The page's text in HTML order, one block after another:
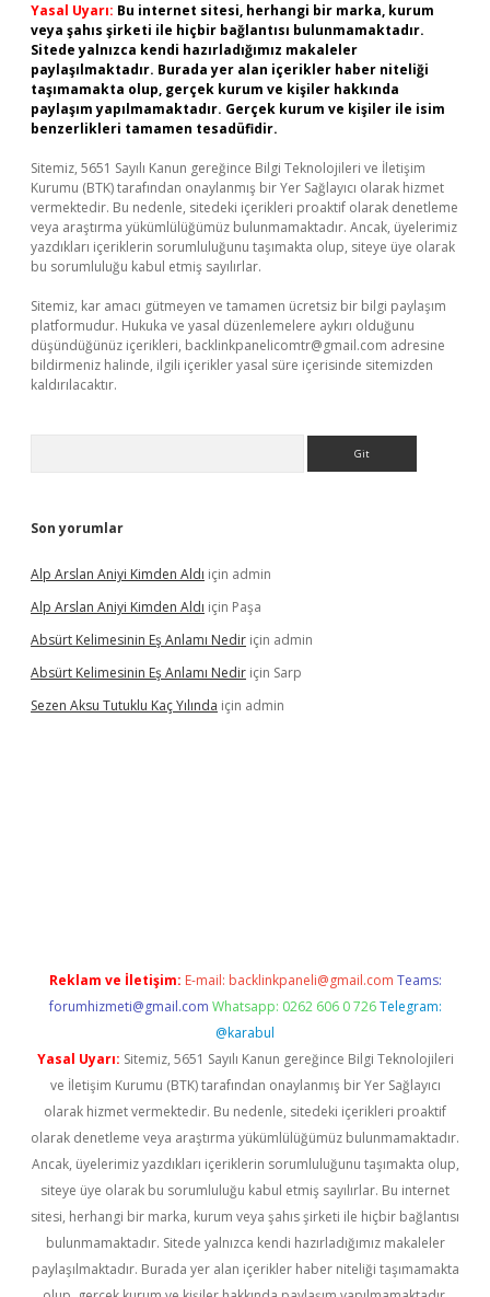
Yasal Uyarı: Bu internet sitesi, herhangi bir marka, kurum
veya şahıs şirketi ile hiçbir bağlantısı bulunmamaktadır.
Sitede yalnızca kendi hazırladığımız makaleler
paylaşılmaktadır. Burada yer alan içerikler haber niteliği
taşımamakta olup, gerçek kurum ve kişiler hakkında
paylaşım yapılmamaktadır. Gerçek kurum ve kişiler ile isim
benzerlikleri tamamen tesadüfidir.
Sitemiz, 5651 Sayılı Kanun gereğince Bilgi Teknolojileri ve İletişim
Kurumu (BTK) tarafından onaylanmış bir Yer Sağlayıcı olarak hizmet
vermektedir. Bu nedenle, sitedeki içerikleri proaktif olarak denetleme
veya araştırma yükümlülüğümüz bulunmamaktadır. Ancak, üyelerimiz
yazdıkları içeriklerin sorumluluğunu taşımakta olup, siteye üye olarak
bu sorumluluğu kabul etmiş sayılırlar.
Sitemiz, kar amacı gütmeyen ve tamamen ücretsiz bir bilgi paylaşım
platformudur. Hukuka ve yasal düzenlemelere aykırı olduğunu
düşündüğünüz içerikleri, backlinkpanelicomtr@gmail.com adresine
bildirmeniz halinde, ilgili içerikler yasal süre içerisinde sitemizden
kaldırılacaktır.
Son yorumlar
Alp Arslan Aniyi Kimden Aldı için admin
Alp Arslan Aniyi Kimden Aldı için Paşa
Absürt Kelimesinin Eş Anlamı Nedir için admin
Absürt Kelimesinin Eş Anlamı Nedir için Sarp
Sezen Aksu Tutuklu Kaç Yılında için admin
Reklam ve İletişim: E-mail: backlinkpaneli@gmail.com Teams:
forumhizmeti@gmail.com Whatsapp: 0262 606 0 726 Telegram:
@karabul
Yasal Uyarı: Sitemiz, 5651 Sayılı Kanun gereğince Bilgi Teknolojileri
ve İletişim Kurumu (BTK) tarafından onaylanmış bir Yer Sağlayıcı
olarak hizmet vermektedir. Bu nedenle, sitedeki içerikleri proaktif
olarak denetleme veya araştırma yükümlülüğümüz bulunmamaktadır.
Ancak, üyelerimiz yazdıkları içeriklerin sorumluluğunu taşımakta olup,
siteye üye olarak bu sorumluluğu kabul etmiş sayılırlar. Bu internet
sitesi, herhangi bir marka, kurum veya şahıs şirketi ile hiçbir bağlantısı
bulunmamaktadır. Sitede yalnızca kendi hazırladığımız makaleler
paylaşılmaktadır. Burada yer alan içerikler haber niteliği taşımamakta